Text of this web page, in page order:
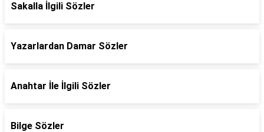
Sakalla İlgili Sözler
Yazarlardan Damar Sözler
Anahtar İle İlgili Sözler
Bilge Sözler